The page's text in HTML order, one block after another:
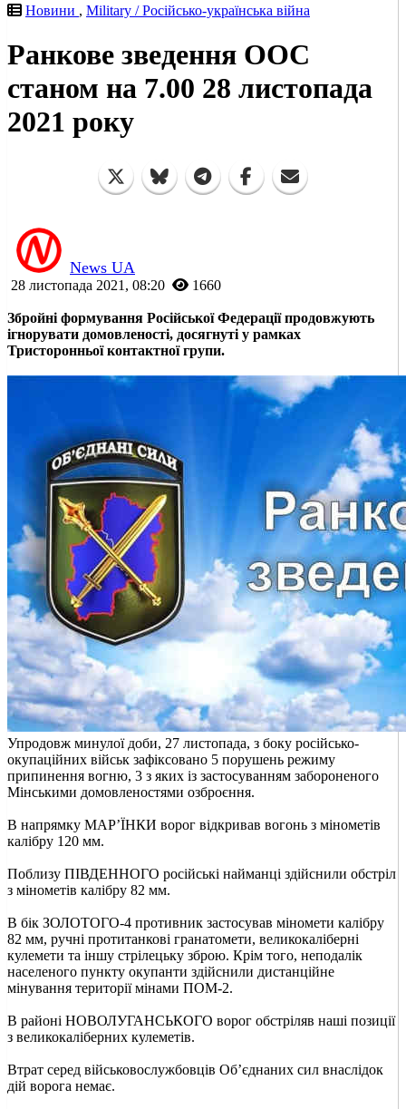
Новини , Military / Російсько-українська війна
Ранкове зведення ООС
станом на 7.00 28 листопада
2021 року
News UA
28 листопада 2021, 08:20 1660
Збройні формування Російської Федерації продовжують
ігнорувати домовленості, досягнуті у рамках
Тристоронньої контактної групи.
Упродовж минулої доби, 27 листопада, з боку російсько-
окупаційних військ зафіксовано 5 порушень режиму
припинення вогню, 3 з яких із застосуванням забороненого
Мінськими домовленостями озброєння.
В напрямку МАР’ЇНКИ ворог відкривав вогонь з мінометів
калібру 120 мм.
Поблизу ПІВДЕННОГО російські найманці здійснили обстріл
з мінометів калібру 82 мм.
В бік ЗОЛОТОГО-4 противник застосував міномети калібру
82 мм, ручні протитанкові гранатомети, великокаліберні
кулемети та іншу стрілецьку зброю. Крім того, неподалік
населеного пункту окупанти здійснили дистанційне
мінування території мінами ПОМ-2.
В районі НОВОЛУГАНСЬКОГО ворог обстріляв наші позиції
з великокаліберних кулеметів.
Втрат серед військовослужбовців Об’єднаних сил внаслідок
дій ворога немає.